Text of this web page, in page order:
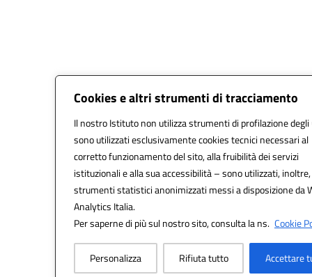
Cookies e altri strumenti di tracciamento
Il nostro Istituto non utilizza strumenti di profilazione
sono utilizzati esclusivamente cookies tecnici necessari al
corretto funzionamento del sito, alla fruibilità dei servizi
istituzionali e alla sua accessibilità – sono utilizzati, inoltre,
strumenti statistici anonimizzati messi a disposizione da
Analytics Italia.
Per saperne di più sul nostro sito, consulta la ns. Cookie
Personalizza Rifiuta tutto Accettare